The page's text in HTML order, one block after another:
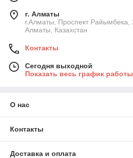
г. Алматы
г.Алматы, Проспект Райымбека,
Алматы, Казахстан
Контакты
Сегодня выходной
Показать весь график работы
О нас
Контакты
Доставка и оплата